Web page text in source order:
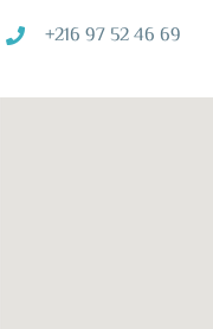
+216 97 52 46 69